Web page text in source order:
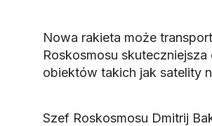
Nowa rakieta może
Roskosmosu
obiektów takich jak satelity
Szef Roskosmosu Dmitrij